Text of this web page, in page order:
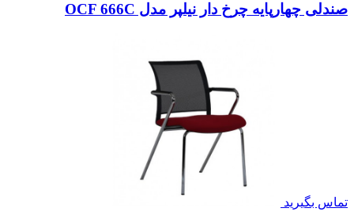
صندلی چهارپایه چرخ دار نیلپر مدل OCF 666C
تماس بگیرید